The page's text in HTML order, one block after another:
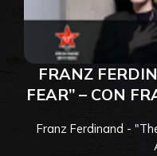
FRANZ
FEAR” – CON
Franz Ferdinand -